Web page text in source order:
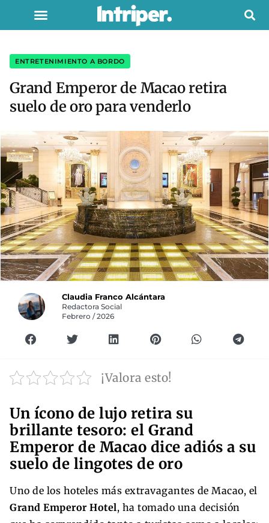
ENTRETENIMIENTO A BORDO
Grand Emperor de Macao retira
suelo de oro para venderlo
Claudia Franco Alcántara
Redactora Social
Febrero / 2026
¡Valora esto!
Un ícono de lujo retira su
brillante tesoro: el Grand
Emperor de Macao dice adiós a su
suelo de lingotes de oro
Uno de los hoteles más extravagantes de Macao, el
Grand Emperor Hotel, ha tomado una decisión